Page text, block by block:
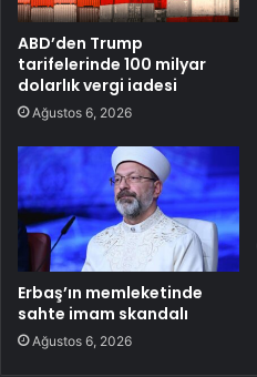
ABD’den Trump
tarifelerinde 100 milyar
dolarlık vergi iadesi
Ağustos 6, 2026
Erbaş’ın memleketinde
sahte imam skandalı
Ağustos 6, 2026